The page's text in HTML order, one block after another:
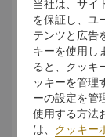
The Best
Travel
Njhunyan
2015
The Best
当社は、サイ
を保証し、ユ
テンツと広告
キーを使用し
ると、クッキ
ッキーを管理
ーの設定を管
使用する方法
は、 クッキー